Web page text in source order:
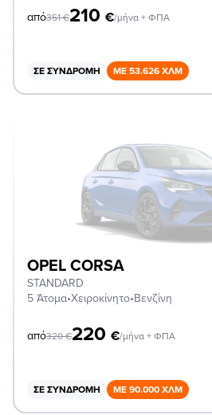
από351€210 €/μήνα + ΦΠΑ
ΣΕ ΣΥΝΔΡΟΜΉ ΜΕ 53.626 ΧΛΜ
OPEL CORSA
STANDARD
5 Άτομα•Χειροκίνητο•Βενζίνη
από320€220 €/μήνα + ΦΠΑ
ΣΕ ΣΥΝΔΡΟΜΉ ΜΕ 90.000 ΧΛΜ